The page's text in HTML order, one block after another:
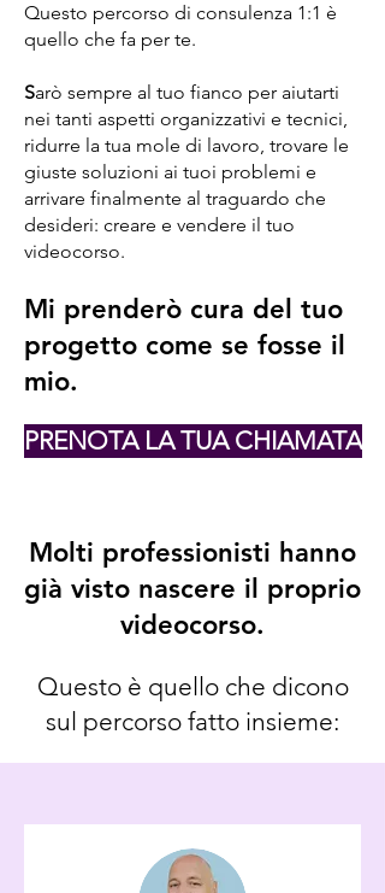
Questo percorso di consulenza 1:1 è
quello che fa per te.
Sarò sempre al tuo fianco per aiutarti
nei tanti aspetti organizzativi e tecnici,
ridurre la tua mole di lavoro, trovare le
giuste soluzioni ai tuoi problemi e
arrivare finalmente al traguardo che
desideri: creare e vendere il tuo
videocorso.
Mi prenderò cura del tuo
progetto come se fosse il
mio.
PRENOTA LA TUA CHIAMATA
Molti professionisti hanno
già visto nascere il proprio
videocorso.
Questo è quello che dicono
sul percorso fatto insieme: